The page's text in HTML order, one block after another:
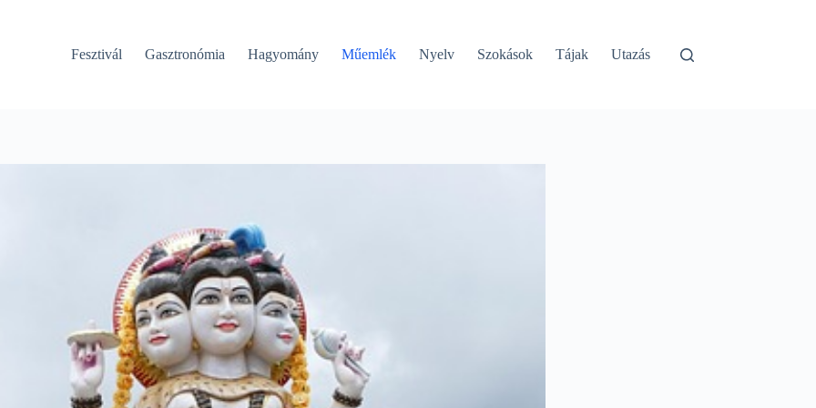
Fesztivál Gasztronómia Hagyomány Műemlék Nyelv Szokások Tájak Utazás